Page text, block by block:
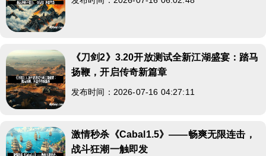
《刀剑2》3.20开放测试全新江湖盛宴：踏马
扬鞭，开启传奇新篇章
发布时间：2026-07-16 04:27:11
激情秒杀《Cabal1.5》——畅爽无限连击，
战斗狂潮一触即发